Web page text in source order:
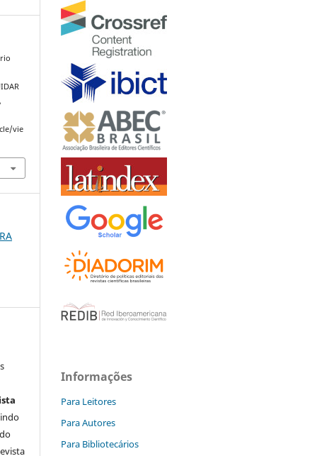
,
vie
Informações
Para Leitores
Para Autores
Para Bibliotecários